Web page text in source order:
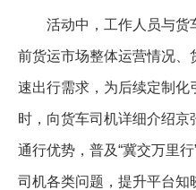
活动中，工作人员与货
前货运市场整体运营情况、
速出行需求，为后续定制化
时，向货车司机详细介绍
通行优势，普及“冀交万里
司机各类问题，提升平台